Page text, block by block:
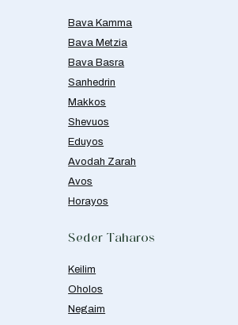
Bava Kamma
Bava Metzia
Bava Basra
Sanhedrin
Makkos
Shevuos
Eduyos
Avodah Zarah
Avos
Horayos
Seder Taharos
Keilim
Oholos
Negaim